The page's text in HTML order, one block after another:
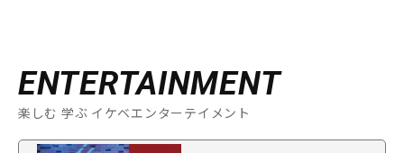
ENTERTAINMENT
楽しむ 学ぶ イケベエンターテイメント